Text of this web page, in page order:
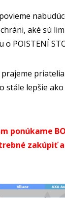
aké sú
POISTENÍ
stále lepšie
ponúkame
zakúpiť